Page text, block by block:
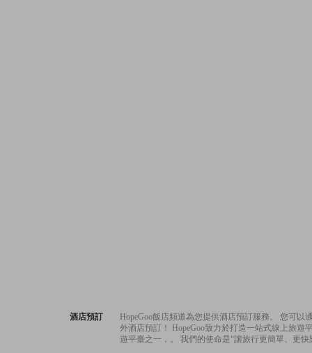
酒店預訂
HopeGoo飯店頻道為您提供酒店預訂服務。 您可
外酒店預訂！ HopeGoo致力於打造一站式線上旅
遊平臺之一，。 我們的使命是“讓旅行更簡單、更